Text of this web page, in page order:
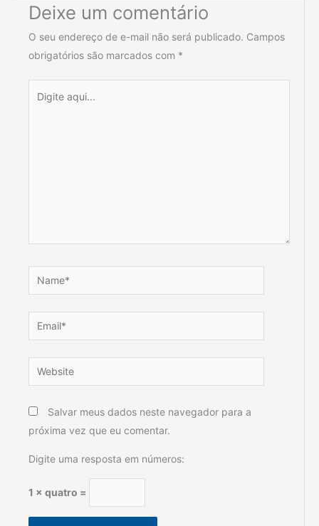
Deixe um comentário
O seu endereço de e-mail não será publicado. Campos
obrigatórios são marcados com *
aqui...
Name*
Email*
Website
Salvar meus dados neste navegador para a
próxima vez que eu comentar.
Digite uma resposta em números:
1 × quatro =